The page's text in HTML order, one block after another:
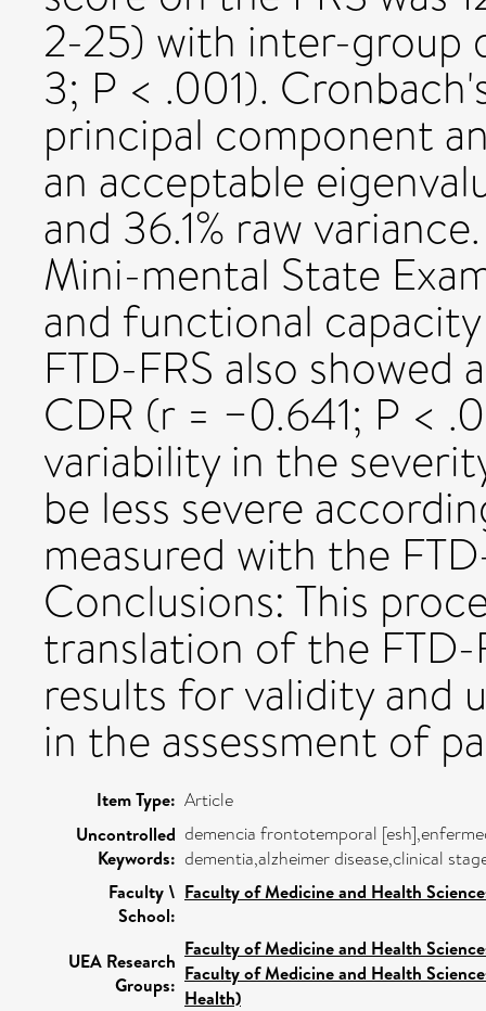
2-25) with inter-group
3; P < .001).
principal component
an acceptable
and 36.1% raw
Mini-mental State
and functional
FTD-FRS also
CDR (r = −0.641; P <
variability in the
be less severe
measured with the
Conclusions: This
translation of the
results for validity and
in the assessment of
Item Type: Article
Uncontrolled
Keywords:
demencia frontotemporal
dementia,alzheimer disease,clinical
Faculty \
School:
Faculty of Medicine and Health
UEA Research
Groups:
Faculty of Medicine and Health
Faculty of Medicine and Health
Health)